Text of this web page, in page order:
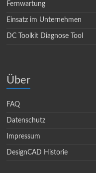
Fernwartung
Einsatz im Unternehmen
DC Toolkit Diagnose Tool
Über
FAQ
Datenschutz
Impressum
DesignCAD Historie